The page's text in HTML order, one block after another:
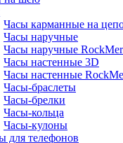
Часы карманные на
Часы наручные
Часы наручные
Часы настенные 3D
Часы настенные
Часы-браслеты
Часы-брелки
Часы-кольца
Часы-кулоны
для телефонов